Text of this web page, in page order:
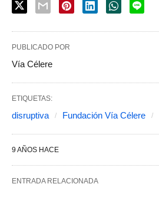
PUBLICADO POR
Vía Célere
ETIQUETAS:
disruptiva Fundación Vía Célere
9 AÑOS HACE
ENTRADA RELACIONADA